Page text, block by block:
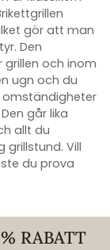
gör att man
Den
grillen och inom
ugn och du
omständigheter
går lika
allt du
Vill
du prova
RABATT